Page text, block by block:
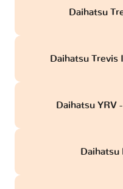
Daihatsu
Daihatsu
Daihatsu YRV
Daihatsu